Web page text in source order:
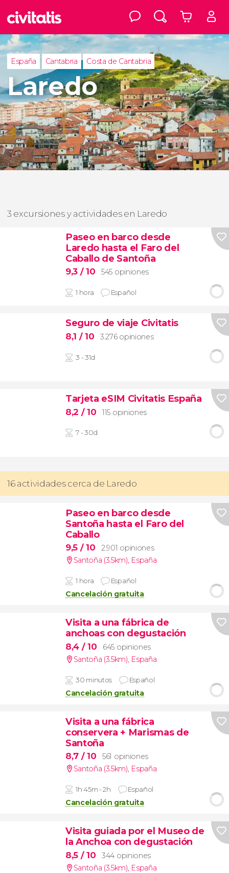
España Cantabria Costa de Cantabria
Laredo
3 excursiones y actividades en Laredo
Paseo en barco desde
Laredo hasta el Faro del
Caballo de Santoña
9,3 / 10 545 opiniones
1 hora Español
Seguro de viaje Civitatis
8,1 / 10 3.276 opiniones
3 - 31d
Tarjeta eSIM Civitatis España
8,2 / 10 115 opiniones
7 - 30d
16 actividades cerca de Laredo
Paseo en barco desde
Santoña hasta el Faro del
Caballo
9,5 / 10
2.901 opiniones
Santoña (3.5km), España
1 hora Español
Cancelación gratuita
Visita a una fábrica de
anchoas con degustación
8,4 / 10
645 opiniones
Santoña (3.5km), España
30 minutos Español
Cancelación gratuita
Visita a una fábrica
conservera + Marismas de
Santoña
8,7 / 10
561 opiniones
Santoña (3.5km), España
1h 45m - 2h Español
Cancelación gratuita
Visita guiada por el Museo de
la Anchoa con degustación
8,5 / 10
344 opiniones
Santoña (3.5km), España